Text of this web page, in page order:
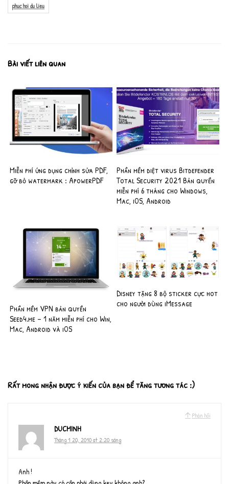
phuc hoi du lieu
Bài viết liên quan
Miễn phí ứng dụng chỉnh sửa PDF,
gỡ bỏ watermark : ApowerPDF
Phần mềm diệt virus Bitdefender
Total Security 2021 Bản quyền
miễn phí 6 tháng cho Windows,
Mac, iOS, Android
Phần mềm VPN bản quyền
Seed4.me – 1 năm miễn phí cho Win,
Mac, Android và iOS
Disney tặng 8 bộ sticker cực hot
cho người dùng iMessage
Rất mong nhận được ý kiến của bạn để tăng tương tác :)
Phản hồi
DUCMINH
Tháng 1 20, 2010 at 2:20 sáng
Anh !